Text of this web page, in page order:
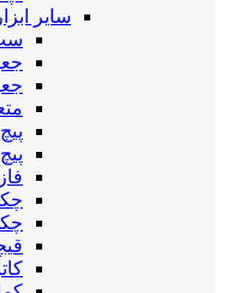
سایر
ست